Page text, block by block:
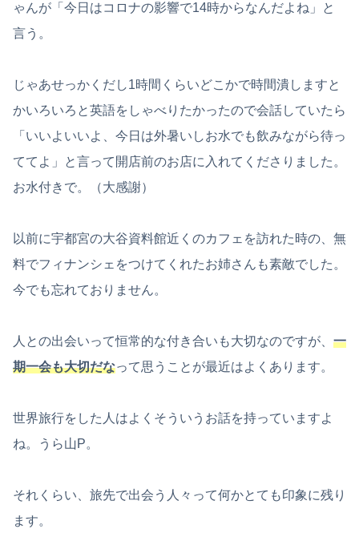
ゃんが「今日はコロナの影響で14時からなんだよね」と
言う。
じゃあせっかくだし1時間くらいどこかで時間潰しますと
かいろいろと英語をしゃべりたかったので会話していたら
「いいよいいよ、今日は外暑いしお水でも飲みながら待っ
ててよ」と言って開店前のお店に入れてくださりました。
お水付きで。（大感謝）
以前に宇都宮の大谷資料館近くのカフェを訪れた時の、無
料でフィナンシェをつけてくれたお姉さんも素敵でした。
今でも忘れておりません。
人との出会いって恒常的な付き合いも大切なのですが、 一
期一会も大切だなって思うことが最近はよくあります。
世界旅行をした人はよくそういうお話を持っていますよ
ね。うら山P。
それくらい、旅先で出会う人々って何かとても印象に残り
ます。